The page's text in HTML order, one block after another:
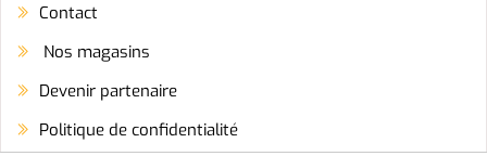
Contact
Nos magasins
Devenir partenaire
Politique de confidentialité